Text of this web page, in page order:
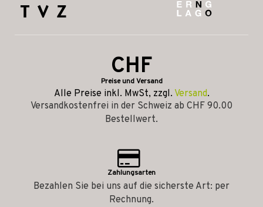
CHF
Preise und Versand
Alle Preise inkl. MwSt, zzgl. Versand.
Versandkostenfrei in der Schweiz ab CHF 90.00
Bestellwert.
Zahlungsarten
Bezahlen Sie bei uns auf die sicherste Art: per
Rechnung.